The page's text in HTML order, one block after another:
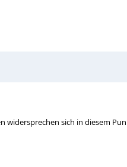
widersprechen sich in diesem